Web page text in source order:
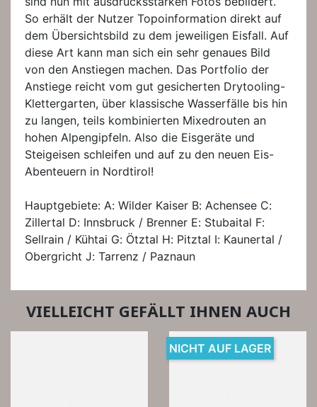
So erhält der Nutzer Topoinformation direkt auf
dem Übersichtsbild zu dem jeweiligen Eisfall. Auf
diese Art kann man sich ein sehr genaues Bild
von den Anstiegen machen. Das Portfolio der
Anstiege reicht vom gut gesicherten Drytooling-
Klettergarten, über klassische Wasserfälle bis hin
zu langen, teils kombinierten Mixedrouten an
hohen Alpengipfeln. Also die Eisgeräte und
Steigeisen schleifen und auf zu den neuen Eis-
Abenteuern in Nordtirol!
Hauptgebiete: A: Wilder Kaiser B: Achensee C:
Zillertal D: Innsbruck / Brenner E: Stubaital F:
Sellrain / Kühtai G: Ötztal H: Pitztal I: Kaunertal /
Obergricht J: Tarrenz / Paznaun
VIELLEICHT GEFÄLLT IHNEN AUCH
NICHT AUF LAGER